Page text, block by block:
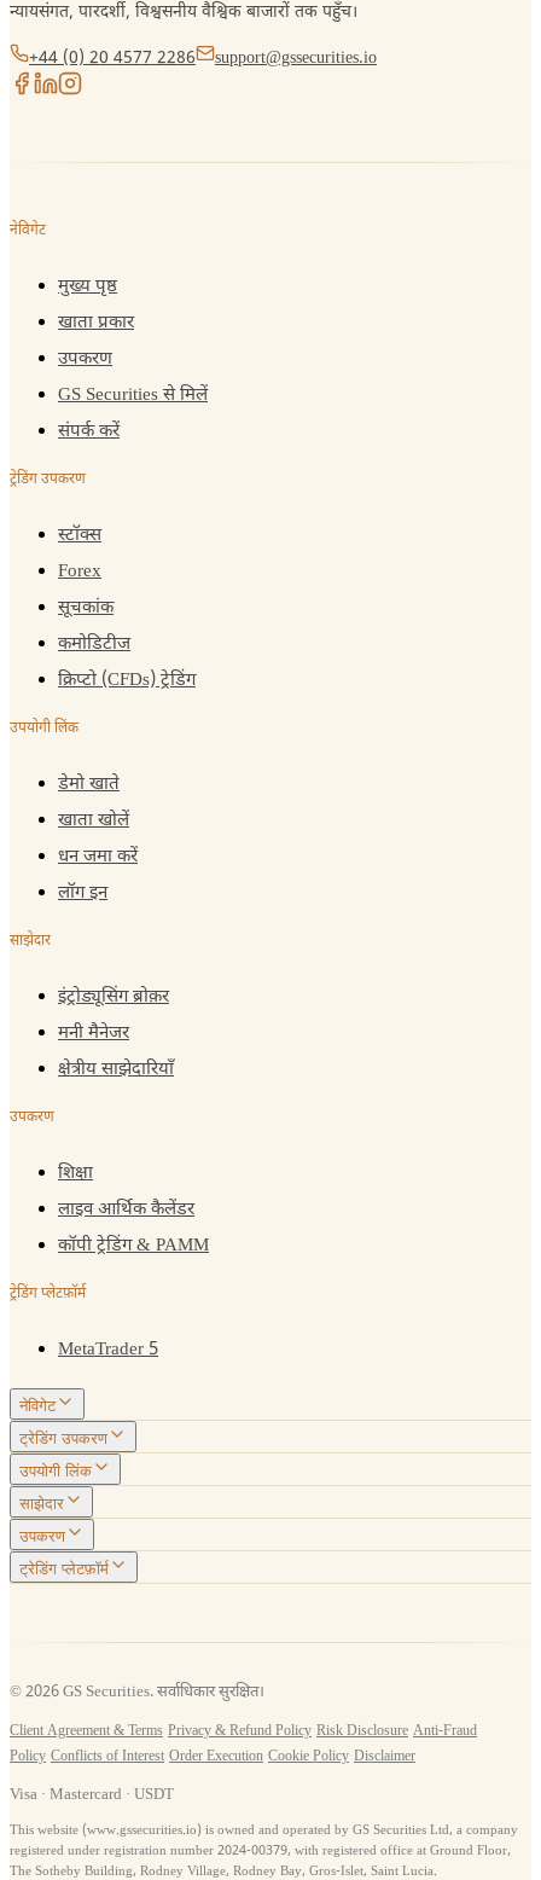
न्यायसंगत, पारदर्शी, विश्वसनीय वैश्विक बाजारों तक पहुँच।
+44 (0) 20 4577 2286
support@gssecurities.io
नेविगेट
मुख्य पृष्ठ
खाता प्रकार
उपकरण
GS Securities से मिलें
संपर्क करें
ट्रेडिंग उपकरण
स्टॉक्स
Forex
सूचकांक
कमोडिटीज
क्रिप्टो (CFDs) ट्रेडिंग
उपयोगी लिंक
डेमो खाते
खाता खोलें
धन जमा करें
लॉग इन
साझेदार
इंट्रोड्यूसिंग ब्रोक़र
मनी मैनेजर
क्षेत्रीय साझेदारियाँ
उपकरण
शिक्षा
लाइव आर्थिक कैलेंडर
कॉपी ट्रेडिंग & PAMM
ट्रेडिंग प्लेटफ़ॉर्म
MetaTrader 5
नेविगेट
ट्रेडिंग उपकरण
उपयोगी लिंक
साझेदार
उपकरण
ट्रेडिंग प्लेटफ़ॉर्म
© 2026 GS Securities. सर्वाधिकार सुरक्षित।
Client Agreement & Terms Privacy & Refund Policy Risk Disclosure Anti-Fraud
Policy Conflicts of Interest Order Execution Cookie Policy Disclaimer
Visa · Mastercard · USDT
This website (www.gssecurities.io) is owned and operated by GS Securities Ltd, a company
registered under registration number 2024-00379, with registered office at Ground Floor,
The Sotheby Building, Rodney Village, Rodney Bay, Gros-Islet, Saint Lucia.